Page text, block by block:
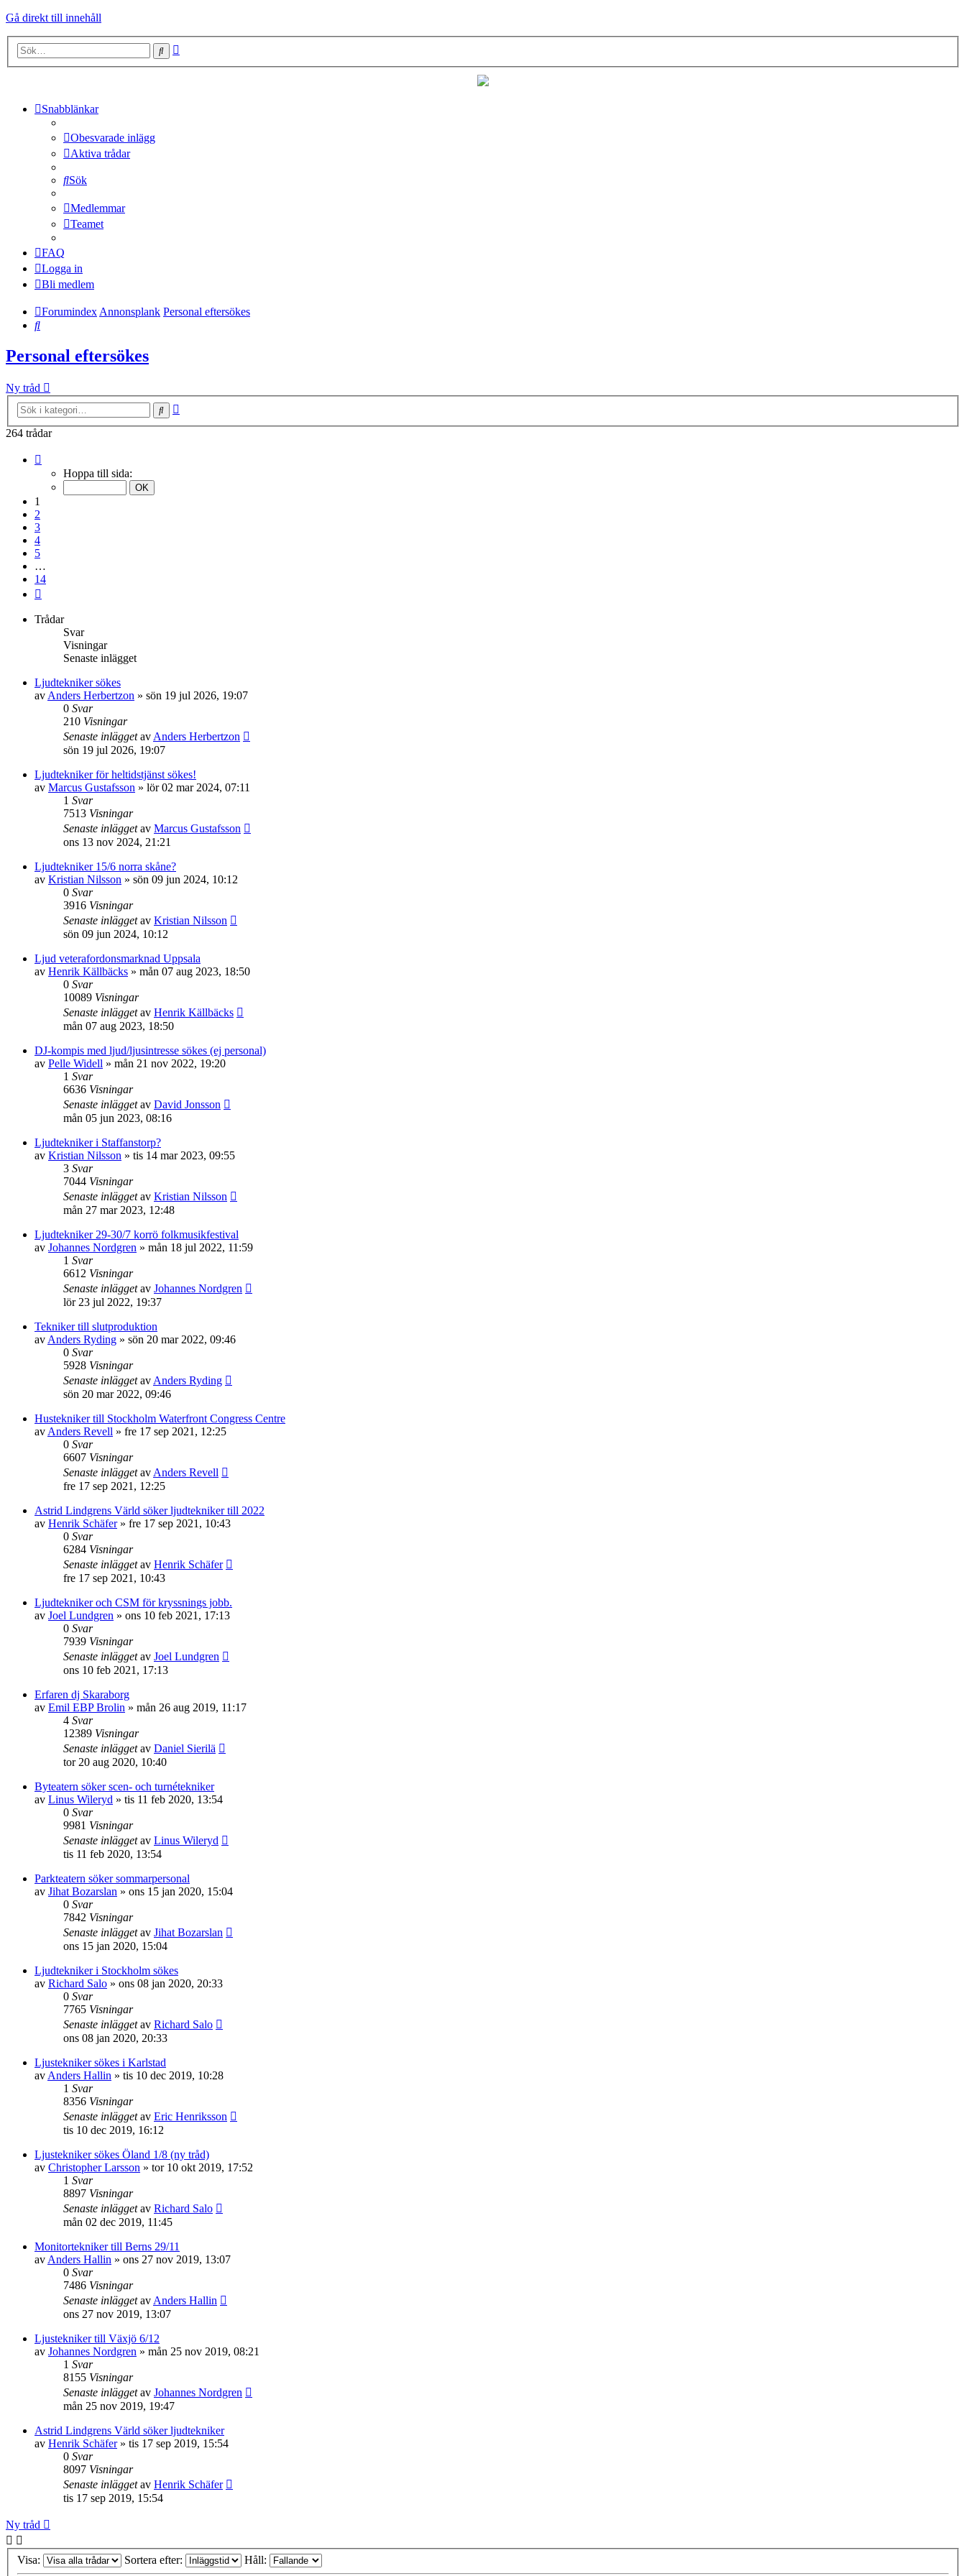
Gå direkt till innehåll
Sök
Snabblänkar
Obesvarade inlägg
Aktiva trådar
Sök
Medlemmar
Teamet
FAQ
Logga in
Bli medlem
Forumindex Annonsplank Personal eftersökes
Sök
Personal eftersökes
Ny tråd
Sök
264 trådar
Hoppa till sida:
1
2
3
4
5
…
14
Trådar
Svar
Visningar
Senaste inlägget
Ljudtekniker sökes
av Anders Herbertzon » sön 19 jul 2026, 19:07
0 Svar
210 Visningar
Senaste inläggetav Anders Herbertzon
sön 19 jul 2026, 19:07
Ljudtekniker för heltidstjänst sökes!
av Marcus Gustafsson » lör 02 mar 2024, 07:11
1 Svar
7513 Visningar
Senaste inläggetav Marcus Gustafsson
ons 13 nov 2024, 21:21
Ljudtekniker 15/6 norra skåne?
av Kristian Nilsson » sön 09 jun 2024, 10:12
0 Svar
3916 Visningar
Senaste inläggetav Kristian Nilsson
sön 09 jun 2024, 10:12
Ljud veterafordonsmarknad Uppsala
av Henrik Källbäcks » mån 07 aug 2023, 18:50
0 Svar
10089 Visningar
Senaste inläggetav Henrik Källbäcks
mån 07 aug 2023, 18:50
DJ-kompis med ljud/ljusintresse sökes (ej personal)
av Pelle Widell » mån 21 nov 2022, 19:20
1 Svar
6636 Visningar
Senaste inläggetav David Jonsson
mån 05 jun 2023, 08:16
Ljudtekniker i Staffanstorp?
av Kristian Nilsson » tis 14 mar 2023, 09:55
3 Svar
7044 Visningar
Senaste inläggetav Kristian Nilsson
mån 27 mar 2023, 12:48
Ljudtekniker 29-30/7 korrö folkmusikfestival
av Johannes Nordgren » mån 18 jul 2022, 11:59
1 Svar
6612 Visningar
Senaste inläggetav Johannes Nordgren
lör 23 jul 2022, 19:37
Tekniker till slutproduktion
av Anders Ryding » sön 20 mar 2022, 09:46
0 Svar
5928 Visningar
Senaste inläggetav Anders Ryding
sön 20 mar 2022, 09:46
Hustekniker till Stockholm Waterfront Congress Centre
av Anders Revell » fre 17 sep 2021, 12:25
0 Svar
6607 Visningar
Senaste inläggetav Anders Revell
fre 17 sep 2021, 12:25
Astrid Lindgrens Värld söker ljudtekniker till 2022
av Henrik Schäfer» fre 17 sep 2021, 10:43
0 Svar
6284 Visningar
Senaste inläggetav Henrik Schäfer
fre 17 sep 2021, 10:43
Ljudtekniker och CSM för kryssnings jobb.
av Joel Lundgren » ons 10 feb 2021, 17:13
0 Svar
7939 Visningar
Senaste inläggetav Joel Lundgren
ons 10 feb 2021, 17:13
Erfaren dj Skaraborg
av Emil EBP Brolin » mån 26 aug 2019, 11:17
4 Svar
12389 Visningar
Senaste inläggetav Daniel Sierilä
tor 20 aug 2020, 10:40
Byteatern söker scen- och turnétekniker
av Linus Wileryd » tis 11 feb 2020, 13:54
0 Svar
9981 Visningar
Senaste inläggetav Linus Wileryd
tis 11 feb 2020, 13:54
Parkteatern söker sommarpersonal
av Jihat Bozarslan » ons 15 jan 2020, 15:04
0 Svar
7842 Visningar
Senaste inläggetav Jihat Bozarslan
ons 15 jan 2020, 15:04
Ljudtekniker i Stockholm sökes
av Richard Salo » ons 08 jan 2020, 20:33
0 Svar
7765 Visningar
Senaste inläggetav Richard Salo
ons 08 jan 2020, 20:33
Ljustekniker sökes i Karlstad
av Anders Hallin » tis 10 dec 2019, 10:28
1 Svar
8356 Visningar
Senaste inläggetav Eric Henriksson
tis 10 dec 2019, 16:12
Ljustekniker sökes Öland 1/8 (ny tråd)
av Christopher Larsson » tor 10 okt 2019, 17:52
1 Svar
8897 Visningar
Senaste inläggetav Richard Salo
mån 02 dec 2019, 11:45
Monitortekniker till Berns 29/11
av Anders Hallin » ons 27 nov 2019, 13:07
0 Svar
7486 Visningar
Senaste inläggetav Anders Hallin
ons 27 nov 2019, 13:07
Ljustekniker till Växjö 6/12
av Johannes Nordgren » mån 25 nov 2019, 08:21
1 Svar
8155 Visningar
Senaste inläggetav Johannes Nordgren
mån 25 nov 2019, 19:47
Astrid Lindgrens Värld söker ljudtekniker
av Henrik Schäfer» tis 17 sep 2019, 15:54
0 Svar
8097 Visningar
Senaste inläggetav Henrik Schäfer
tis 17 sep 2019, 15:54
Ny tråd
Visa: Sortera efter: Håll: